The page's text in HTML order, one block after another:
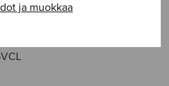
ja muokkaa